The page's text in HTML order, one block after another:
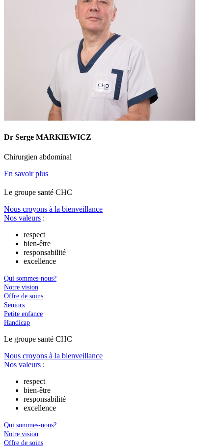
Dr Serge MARKIEWICZ
Chirurgien abdominal
En savoir plus
Le groupe santé CHC
Nous croyons à la bienveillance
Nos valeurs :
respect
bien-être
responsabilité
excellence
Qui sommes-nous?
Notre vision
Offre de soins
Seniors
Petite enfance
Handicap
Le groupe santé CHC
Nous croyons à la bienveillance
Nos valeurs :
respect
bien-être
responsabilité
excellence
Qui sommes-nous?
Notre vision
Offre de soins